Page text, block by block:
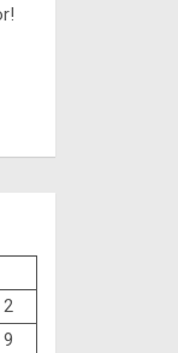
2
9